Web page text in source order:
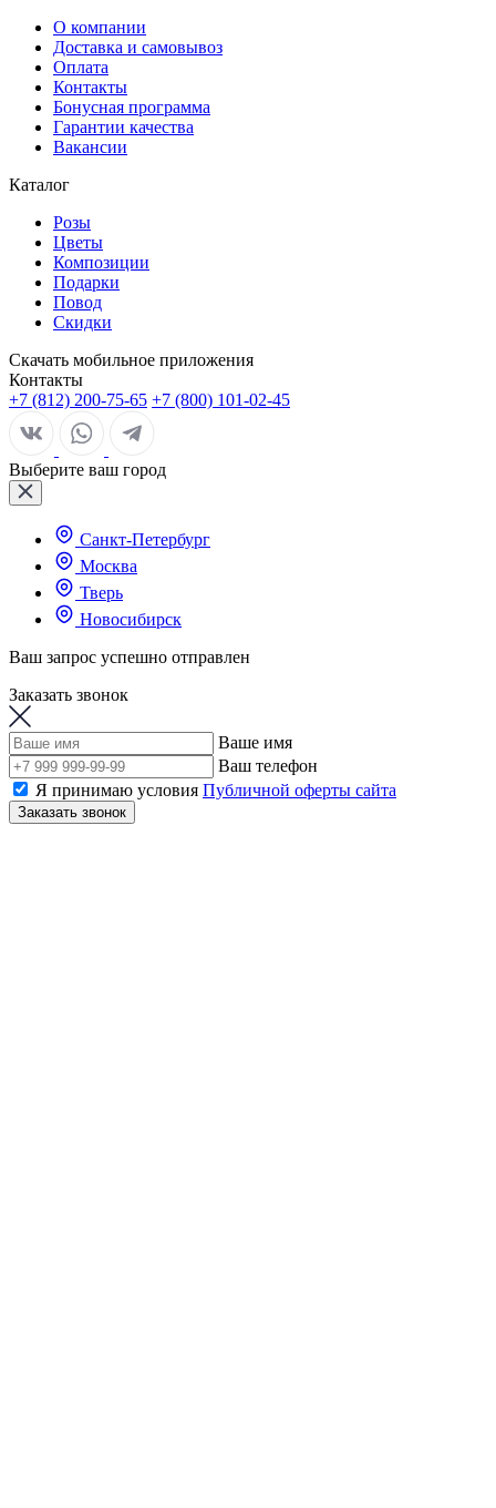
О компании
Доставка и самовывоз
Оплата
Контакты
Бонусная программа
Гарантии качества
Вакансии
Каталог
Розы
Цветы
Композиции
Подарки
Повод
Скидки
Скачать мобильное приложения
Контакты
+7 (812) 200-75-65 +7 (800) 101-02-45
Выберите ваш город
Санкт-Петербург
Москва
Тверь
Новосибирск
Ваш запрос успешно отправлен
Заказать звонок
Ваше имя
Ваш телефон
Я принимаю условия Публичной оферты сайта
Заказать звонок